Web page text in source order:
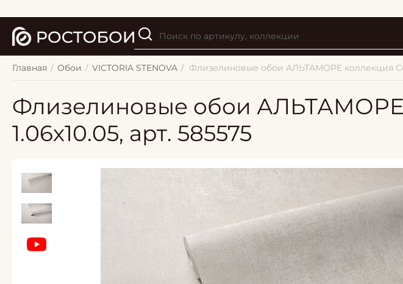
Главная / Обои / VICTORIA STENOVA / Флизелиновые обои АЛЬТАМОРЕ коллекция
Флизелиновые обои АЛЬТАМОРЕ
1.06х10.05, арт. 585575